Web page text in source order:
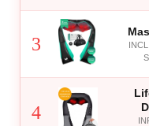
3
4